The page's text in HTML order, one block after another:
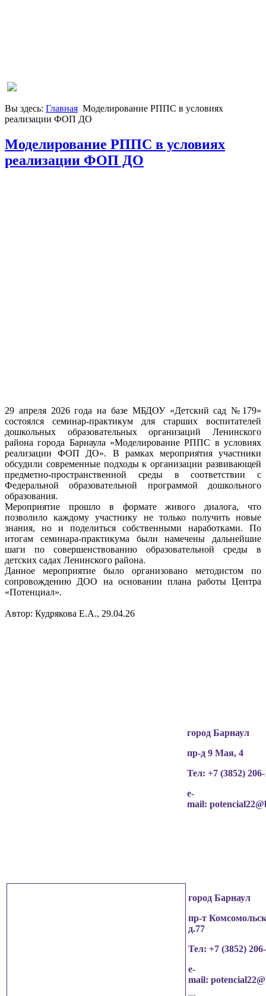
Вы здесь: Главная Моделирование РППС в условиях
реализации ФОП ДО
Моделирование РППС в условиях
реализации ФОП ДО
29 апреля 2026 года на базе МБДОУ «Детский сад №179»
состоялся семинар-практикум для старших воспитателей
дошкольных образовательных организаций Ленинского
района города Барнаула «Моделирование РППС в условиях
реализации ФОП ДО». В рамках мероприятия участники
обсудили современные подходы к организации развивающей
предметно-пространственной среды в соответствии с
Федеральной образовательной программой дошкольного
образования.
Мероприятие прошло в формате живого диалога, что
позволило каждому участнику не только получить новые
знания, но и поделиться собственными наработками. По
итогам семинара-практикума были намечены дальнейшие
шаги по совершенствованию образовательной среды в
детских садах Ленинского района.
Данное мероприятие было организовано методистом по
сопровождению ДОО на основании плана работы Центра
«Потенциал».
Автор: Кудрякова Е.А., 29.04.26
город Барнаул
пр-д 9 Мая, 4
Тел: +7 (3852)
e-
mail:
город Барнаул
пр-т
д.77
Тел: +7 (3852)
e-
mail: